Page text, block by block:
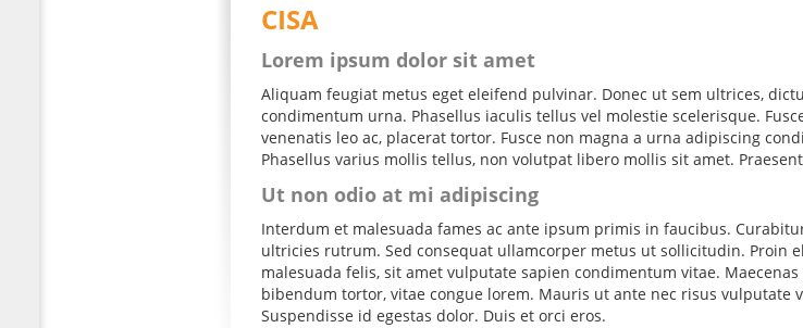
CISA
Lorem ipsum dolor sit amet
Aliquam feugiat metus eget eleifend pulvinar. Donec ut sem ultrices,
condimentum urna. Phasellus iaculis tellus vel molestie scelerisque.
venenatis leo ac, placerat tortor. Fusce non magna a urna adipiscing
Phasellus varius mollis tellus, non volutpat libero mollis sit amet.
Ut non odio at mi adipiscing
Interdum et malesuada fames ac ante ipsum primis in faucibus.
ultricies rutrum. Sed consequat ullamcorper metus ut sollicitudin. Proin
malesuada felis, sit amet vulputate sapien condimentum vitae.
bibendum tortor, vitae congue lorem. Mauris ut ante nec risus vulputate
Suspendisse id egestas dolor. Duis et orci eros.